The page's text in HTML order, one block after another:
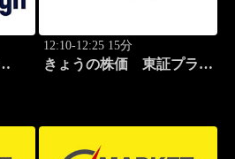
12:10-12:25 15分
きょうの株価 東証プライ